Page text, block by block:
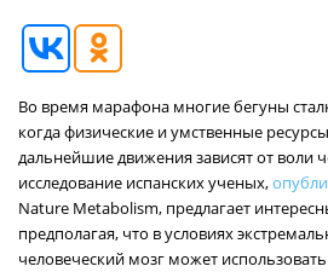
Во время марафона многие бегуны
когда физические и умственные
дальнейшие движения зависят от воли
исследование испанских ученых,
Nature Metabolism, предлагает
предполагая, что в условиях
человеческий мозг может